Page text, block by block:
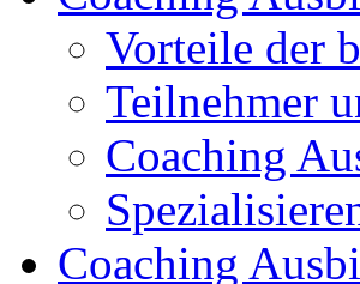
Vorteile der
Teilnehmer
Coaching
Coaching